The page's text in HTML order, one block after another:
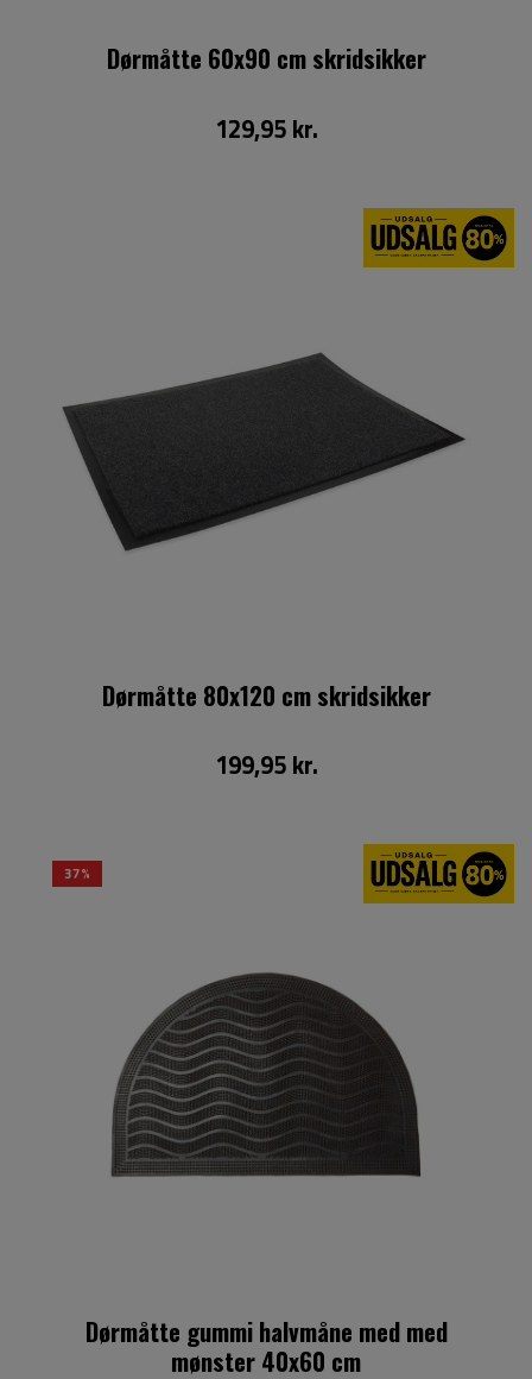
Dørmåtte 60x90 cm skridsikker
129,95 kr.
Dørmåtte 80x120 cm skridsikker
199,95 kr.
37%
Dørmåtte gummi halvmåne med med
mønster 40x60 cm